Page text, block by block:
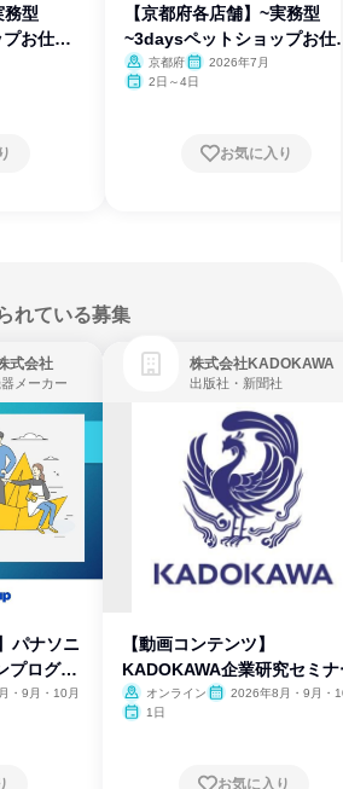
務型
お仕事
【京都府各店舗】~実務型
~3daysペットショップお仕
体験京都府
2026年7月
2日～4日
お気に入り
れている募集
式会社
メーカー
パナソニ
プログラ
・9月・10月
株式会社KADOKAWA
出版社・新聞社
【動画コンテンツ】
KADOKAWA企業研究セミナ
オンライン
2026年8月・9月・
1日
お気に入り